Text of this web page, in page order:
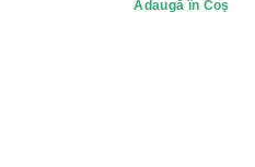
Adaugă în Coş